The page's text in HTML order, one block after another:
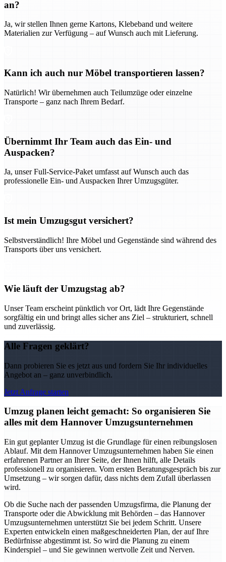
an?
Ja, wir stellen Ihnen gerne Kartons, Klebeband und weitere
Materialien zur Verfügung – auf Wunsch auch mit Lieferung.
Kann ich auch nur Möbel transportieren lassen?
Natürlich! Wir übernehmen auch Teilumzüge oder einzelne
Transporte – ganz nach Ihrem Bedarf.
Übernimmt Ihr Team auch das Ein- und
Auspacken?
Ja, unser Full-Service-Paket umfasst auf Wunsch auch das
professionelle Ein- und Auspacken Ihrer Umzugsgüter.
Ist mein Umzugsgut versichert?
Selbstverständlich! Ihre Möbel und Gegenstände sind während des
Transports über uns versichert.
Wie läuft der Umzugstag ab?
Unser Team erscheint pünktlich vor Ort, lädt Ihre Gegenstände
sorgfältig ein und bringt alles sicher ans Ziel – strukturiert, schnell
und zuverlässig.
Alle Fragen geklärt?
Dann probieren Sie es jetzt aus und fordern Sie Ihr individuelles
Angebot an – ganz unverbindlich.
Jetzt Anfrage starten
Umzug planen leicht gemacht: So organisieren Sie
alles mit dem Hannover Umzugsunternehmen
Ein gut geplanter Umzug ist die Grundlage für einen reibungslosen
Ablauf. Mit dem Hannover Umzugsunternehmen haben Sie einen
erfahrenen Partner an Ihrer Seite, der Ihnen hilft, alle Details
professionell zu organisieren. Vom ersten Beratungsgespräch bis zur
Umsetzung – wir sorgen dafür, dass nichts dem Zufall überlassen
wird.
Ob die Suche nach der passenden Umzugsfirma, die Planung der
Transporte oder die Abwicklung mit Behörden – das Hannover
Umzugsunternehmen unterstützt Sie bei jedem Schritt. Unsere
Experten entwickeln einen maßgeschneiderten Plan, der auf Ihre
Bedürfnisse abgestimmt ist. So wird die Planung zu einem
Kinderspiel – und Sie gewinnen wertvolle Zeit und Nerven.